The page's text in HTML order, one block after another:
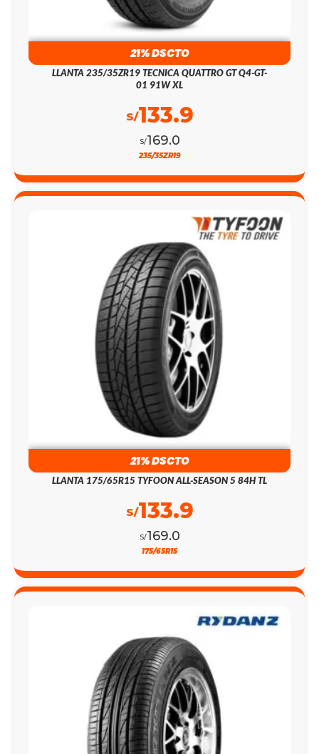
21% DSCTO
LLANTA 235/35ZR19 TECNICA QUATTRO GT Q4-GT-
01 91W XL
S/169.0
S/133.9
235/35ZR19
21% DSCTO
LLANTA 175/65R15 TYFOON ALL-SEASON 5 84H TL
S/169.0
S/133.9
175/65R15